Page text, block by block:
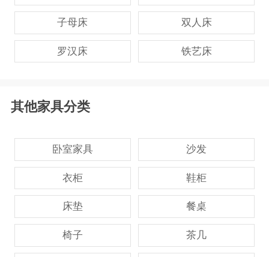
子母床 双人床
罗汉床 铁艺床
其他家具分类
卧室家具 沙发
衣柜 鞋柜
床垫 餐桌
椅子 茶几